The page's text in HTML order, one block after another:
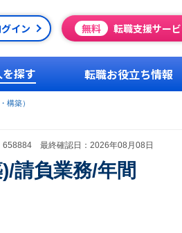
イン 無料 転職支援サー
探す 転職お役立ち情報
構築）
658884 最終確認日：2026年08月08日
請負業務/年間